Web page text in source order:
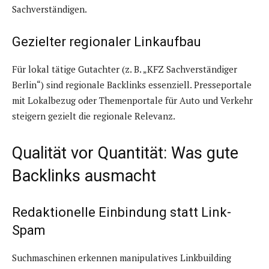
Sachverständigen.
Gezielter regionaler Linkaufbau
Für lokal tätige Gutachter (z. B. „KFZ Sachverständiger
Berlin“) sind regionale Backlinks essenziell. Presseportale
mit Lokalbezug oder Themenportale für Auto und Verkehr
steigern gezielt die regionale Relevanz.
Qualität vor Quantität: Was gute
Backlinks ausmacht
Redaktionelle Einbindung statt Link-
Spam
Suchmaschinen erkennen manipulatives Linkbuilding